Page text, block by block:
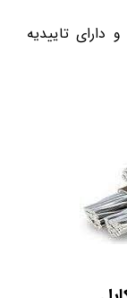
و دارای تاییدیه